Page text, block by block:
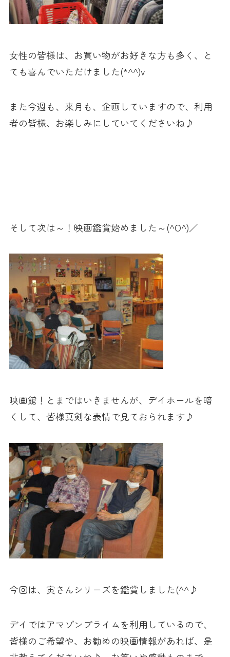
女性の皆様は、お買い物がお好きな方も多く、と
ても喜んでいただけました(*^^)v
また今週も、来月も、企画していますので、利用
者の皆様、お楽しみにしていてくださいね♪
そして次は～！映画鑑賞始めました～(^O^)／
映画館！とまではいきませんが、デイホールを暗
くして、皆様真剣な表情で見ておられます♪
今回は、寅さんシリーズを鑑賞しました(^^♪
デイではアマゾンプライムを利用しているので、
皆様のご希望や、お勧めの映画情報があれば、是